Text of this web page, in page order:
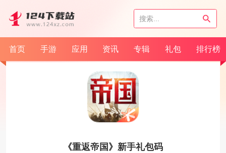
首页 手游 应用 资讯 专辑 礼包 排行榜
《重返帝国》新手礼包码